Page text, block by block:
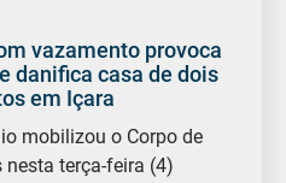
vazamento provoca
danifica casa de dois
em Içara
mobilizou o Corpo de
nesta terça-feira (4)